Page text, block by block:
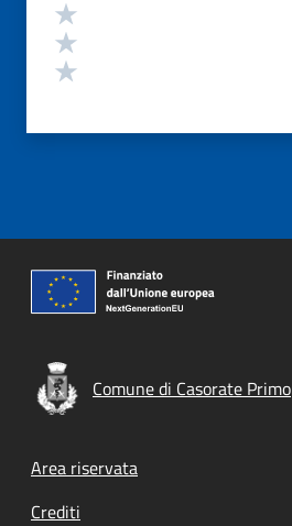
Comune di Casorate Primo
Footer menu
Area riservata
Crediti